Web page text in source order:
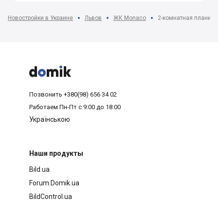
Новостройки в Украине Львов ЖК Monaco 2-комнатная



Позвонить +380(98) 656 34 02
Работаем Пн-Пт с 9:00 до 18:00
Українською
Наши продукты
Bild.ua
Forum.Domik.ua
BildControl.ua